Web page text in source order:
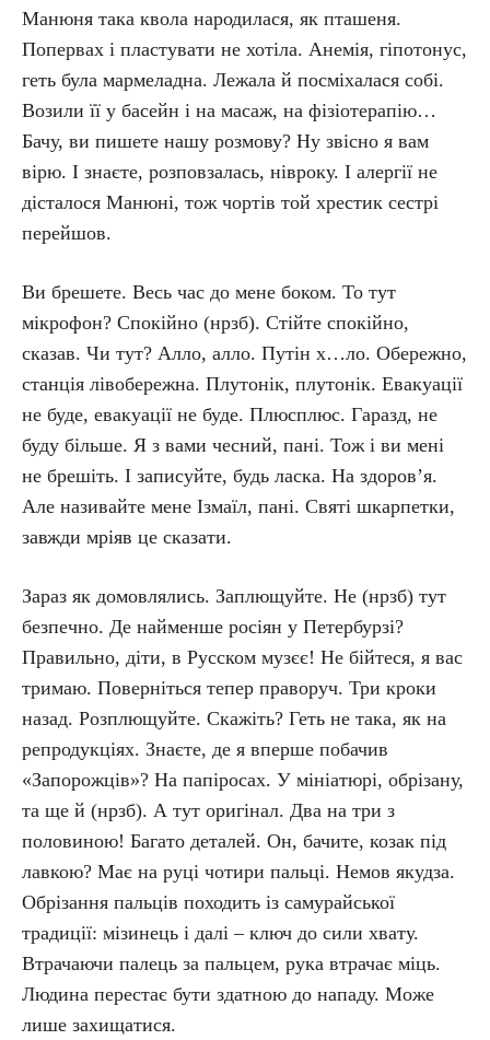
Манюня така квола народилася, як пташеня.
Попервах і пластувати не хотіла. Анемія, гіпотонус,
геть була мармеладна. Лежала й посміхалася собі.
Возили її у басейн і на масаж, на фізіотерапію…
Бачу, ви пишете нашу розмову? Ну звісно я вам
вірю. І знаєте, розповзалась, нівроку. І алергії не
дісталося Манюні, тож чортів той хрестик сестрі
перейшов.
Ви брешете. Весь час до мене боком. То тут
мікрофон? Спокійно (нрзб). Стійте спокійно,
сказав. Чи тут? Алло, алло. Путін х…ло. Обережно,
станція лівобережна. Плутонік, плутонік. Евакуації
не буде, евакуації не буде. Плюсплюс. Гаразд, не
буду більше. Я з вами чесний, пані. Тож і ви мені
не брешіть. І записуйте, будь ласка. На здоров’я.
Але називайте мене Ізмаїл, пані. Святі шкарпетки,
завжди мріяв це сказати.
Зараз як домовлялись. Заплющуйте. Не (нрзб) тут
безпечно. Де найменше росіян у Петербурзі?
Правильно, діти, в Русском музєє! Не бійтеся, я вас
тримаю. Поверніться тепер праворуч. Три кроки
назад. Розплющуйте. Скажіть? Геть не така, як на
репродукціях. Знаєте, де я вперше побачив
«Запорожців»? На папіросах. У мініатюрі, обрізану,
та ще й (нрзб). А тут оригінал. Два на три з
половиною! Багато деталей. Он, бачите, козак під
лавкою? Має на руці чотири пальці. Немов якудза.
Обрізання пальців походить із самурайської
традиції: мізинець і далі – ключ до сили хвату.
Втрачаючи палець за пальцем, рука втрачає міць.
Людина перестає бути здатною до нападу. Може
лише захищатися.